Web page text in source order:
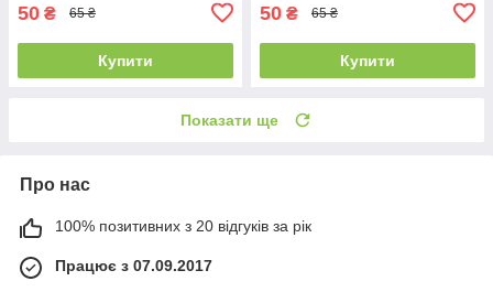
50 ₴ 65 ₴
Купити
50 ₴ 65 ₴
Купити
Показати ще
Про нас
100% позитивних з 20 відгуків за рік
Працює з 07.09.2017